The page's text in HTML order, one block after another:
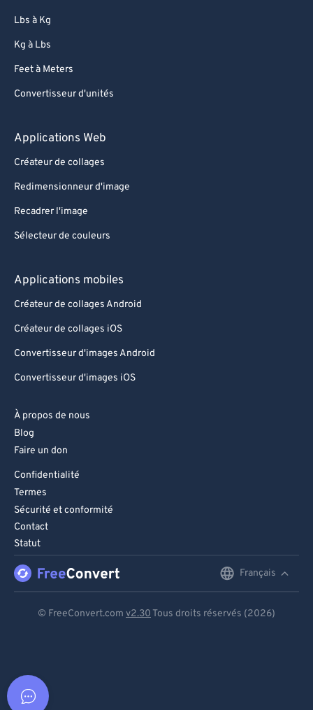
Lbs à Kg
Kg à Lbs
Feet à Meters
Convertisseur d'unités
Applications Web
Créateur de collages
Redimensionneur d'image
Recadrer l'image
Sélecteur de couleurs
Applications mobiles
Créateur de collages Android
Créateur de collages iOS
Convertisseur d'images Android
Convertisseur d'images iOS
À propos de nous
Blog
Faire un don
Confidentialité
Termes
Sécurité et conformité
Contact
Statut
Français
© FreeConvert.com v2.30 Tous droits réservés (2026)